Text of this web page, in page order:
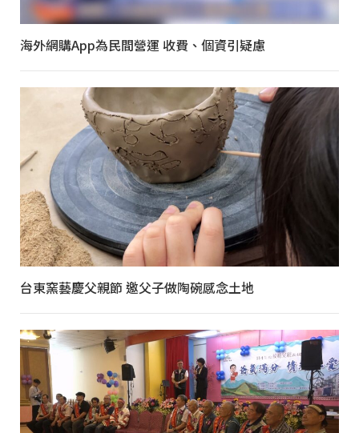
海外網購App為民間營運 收費、個資引疑慮
台東窯藝慶父親節 邀父子做陶碗感念土地